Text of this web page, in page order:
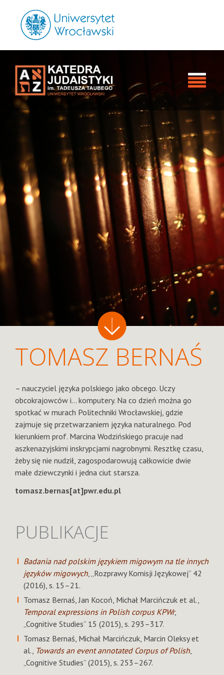
TOMASZ BERNAŚ
– nauczyciel języka polskiego jako obcego. Uczy
obcokrajowców i… komputery. Na co dzień można go
spotkać w murach Politechniki Wrocławskiej, gdzie
zajmuje się przetwarzaniem języka naturalnego. Pod
kierunkiem prof. Marcina Wodzińskiego pracuje nad
aszkenazyjskimi inskrypcjami nagrobnymi. Resztkę czasu,
żeby się nie nudził, zagospodarowują całkowicie dwie
małe dziewczynki i jedna ciut starsza.
tomasz.bernas[at]pwr.edu.pl
PUBLIKACJE
Badania nad polskim językiem migowym na tle innych
języków migowych, „Rozprawy Komisji Językowej” 42
(2016), s. 15–21.
Tomasz Bernaś, Jan Kocoń, Michał Marcińczuk et al.,
Temporal expressions in Polish corpus KPWr,
„Cognitive Studies” 15 (2015), s. 293–317.
Tomasz Bernaś, Michał Marcińczuk, Marcin Oleksy et
al., Towards an event annotated Corpus of Polish,
„Cognitive Studies” (2015), s. 253–267.